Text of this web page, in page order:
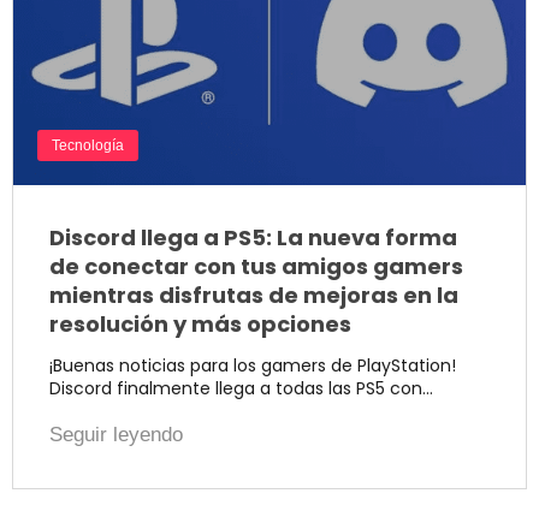
Tecnología
Discord llega a PS5: La nueva forma
de conectar con tus amigos gamers
mientras disfrutas de mejoras en la
resolución y más opciones
¡Buenas noticias para los gamers de PlayStation!
Discord finalmente llega a todas las PS5 con…
Seguir leyendo